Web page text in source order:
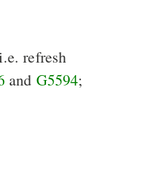
refresh
and G5594;